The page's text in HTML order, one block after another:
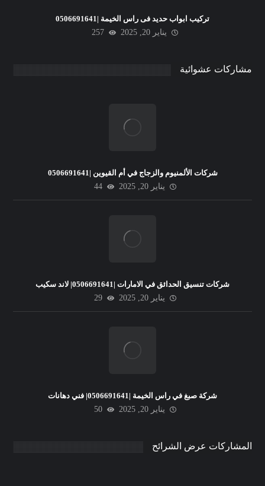
تركيب ابواب حديد فى راس الخيمة |0506691641
يناير 20, 2025
257
مشاركات عشوائية
شركات الألمنيوم والزجاج في أم القيوين |0506691641
يناير 20, 2025
44
شركات تنسيق الحدائق في الامارات |0506691641| لاند سكيب
يناير 20, 2025
29
شركة صبغ في راس الخيمة |0506691641| فني دهانات
يناير 20, 2025
50
المشاركات عرض الشرائح